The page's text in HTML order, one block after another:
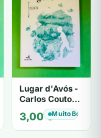
Lugar d'Avós -
Carlos Couto
Amaral
3,00€Muito Bom